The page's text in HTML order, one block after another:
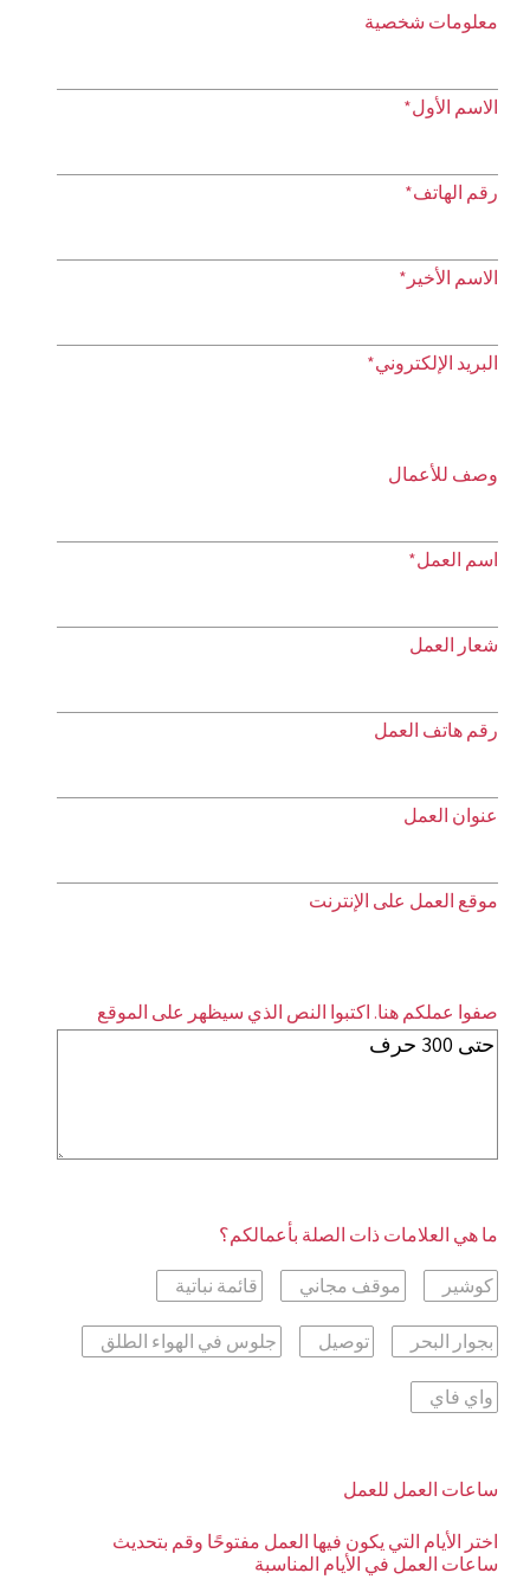
معلومات شخصية
الاسم الأول*
رقم الهاتف*
الاسم الأخير*
البريد الإلكتروني*
وصف للأعمال
اسم العمل*
شعار العمل
رقم هاتف العمل
عنوان العمل
موقع العمل على الإنترنت
صفوا عملكم هنا. اكتبوا النص الذي سيظهر على الموقع
ما هي العلامات ذات الصلة بأعمالكم؟
كوشير
موقف مجاني قائمة نباتية
بجوار البحر توصيل جلوس في الهواء الطلق
واي فاي
ساعات العمل للعمل
اختر الأيام التي يكون فيها العمل مفتوحًا وقم بتحديث
ساعات العمل في الأيام المناسبة